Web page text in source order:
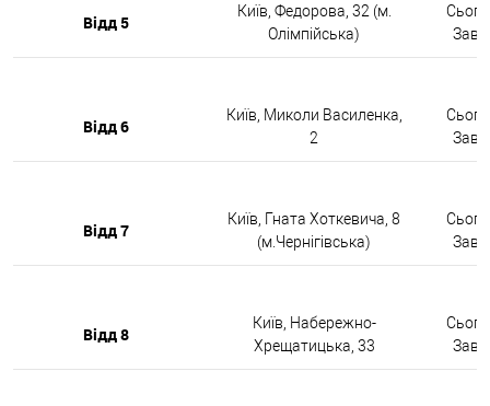
Відд 5
Київ, Федорова, 32 (м.
Олімпійська)
Відд 6
Київ, Миколи Василенка,
2
Відд 7
Київ, Гната Хоткевича, 8
(м.Чернігівська)
Відд 8
Київ, Набережно-
Хрещатицька, 33